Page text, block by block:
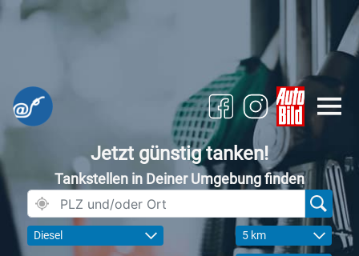
Jetzt günstig tanken!
Tankstellen in Deiner Umgebung finden
Diesel 5 km